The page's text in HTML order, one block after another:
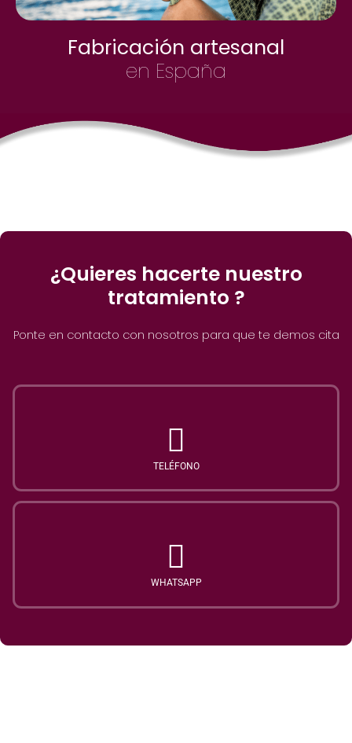
Fabricación artesanal
en España
¿Quieres hacerte nuestro
tratamiento ?
Ponte en contacto con nosotros para que te demos cita
TELÉFONO
WHATSAPP